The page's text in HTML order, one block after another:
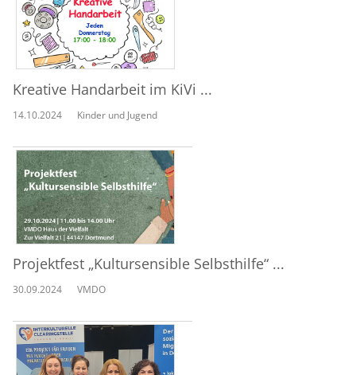
Kreative Handarbeit im KiVi ...
14.10.2024 Kinder und Jugend
Projektfest „Kultursensible Selbsthilfe“ ...
30.09.2024 VMDO